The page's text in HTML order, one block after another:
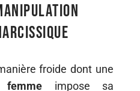
froide dont une
femme impose sa